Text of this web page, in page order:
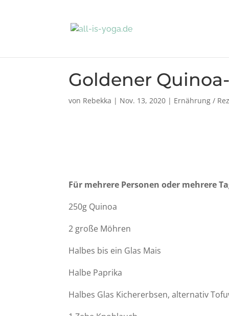
Goldener
von Rebekka | Nov. 13, 2020 | Ernährung /
Für mehrere Personen oder mehrere
250g Quinoa
2 große Möhren
Halbes bis ein Glas Mais
Halbe Paprika
Halbes Glas Kichererbsen, alternativ